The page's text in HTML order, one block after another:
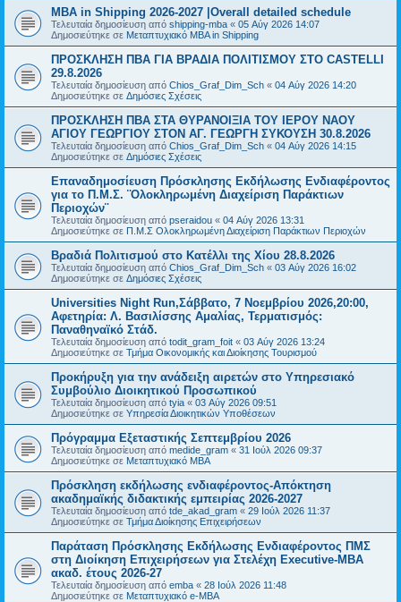
MBA in Shipping 2026-2027 |Overall detailed schedule
Τελευταία δημοσίευση από shipping-mba « 05 Αύγ 2026 14:07
Δημοσιεύτηκε σε Μεταπτυχιακό MBA in Shipping
ΠΡΟΣΚΛΗΣΗ ΠΒΑ ΓΙΑ ΒΡΑΔΙΑ ΠΟΛΙΤΙΣΜΟΥ ΣΤΟ CASTELLI
29.8.2026
Τελευταία δημοσίευση από Chios_Graf_Dim_Sch « 04 Αύγ 2026 14:20
Δημοσιεύτηκε σε Δημόσιες Σχέσεις
ΠΡΟΣΚΛΗΣΗ ΠΒΑ ΣΤΑ ΘΥΡΑΝΟΙΞΙΑ ΤΟΥ ΙΕΡΟΥ ΝΑΟΥ
ΑΓΙΟΥ ΓΕΩΡΓΙΟΥ ΣΤΟΝ ΑΓ. ΓΕΩΡΓΗ ΣΥΚΟΥΣΗ 30.8.2026
Τελευταία δημοσίευση από Chios_Graf_Dim_Sch « 04 Αύγ 2026 14:15
Δημοσιεύτηκε σε Δημόσιες Σχέσεις
Επαναδημοσίευση Πρόσκλησης Εκδήλωσης Ενδιαφέροντος
για το Π.Μ.Σ. ¨Ολοκληρωμένη Διαχείριση Παράκτιων
Περιοχών¨
Τελευταία δημοσίευση από pseraidou « 04 Αύγ 2026 13:31
Δημοσιεύτηκε σε Π.Μ.Σ Ολοκληρωμένη Διαχείριση Παράκτιων Περιοχών
Βραδιά Πολιτισμού στο Κατέλλι της Χίου 28.8.2026
Τελευταία δημοσίευση από Chios_Graf_Dim_Sch « 03 Αύγ 2026 16:02
Δημοσιεύτηκε σε Δημόσιες Σχέσεις
Universities Night Run,Σάββατο, 7 Νοεμβρίου 2026,20:00,
Αφετηρία: Λ. Βασιλίσσης Αμαλίας, Τερματισμός:
Παναθηναϊκό Στάδ.
Τελευταία δημοσίευση από todit_gram_foit « 03 Αύγ 2026 13:24
Δημοσιεύτηκε σε Τμήμα Οικονομικής και Διοίκησης Τουρισμού
Προκήρυξη για την ανάδειξη αιρετών στο Υπηρεσιακό
Συμβούλιο Διοικητικού Προσωπικού
Τελευταία δημοσίευση από tyia « 03 Αύγ 2026 09:51
Δημοσιεύτηκε σε Υπηρεσία Διοικητικών Υποθέσεων
Πρόγραμμα Εξεταστικής Σεπτεμβρίου 2026
Τελευταία δημοσίευση από medide_gram « 31 Ιούλ 2026 09:37
Δημοσιεύτηκε σε Μεταπτυχιακό MBA
Πρόσκληση εκδήλωσης ενδιαφέροντος-Απόκτηση
ακαδημαϊκής διδακτικής εμπειρίας 2026-2027
Τελευταία δημοσίευση από tde_akad_gram « 29 Ιούλ 2026 11:37
Δημοσιεύτηκε σε Τμήμα Διοίκησης Επιχειρήσεων
Παράταση Πρόσκλησης Εκδήλωσης Ενδιαφέροντος ΠΜΣ
στη Διοίκηση Επιχειρήσεων για Στελέχη Executive-MBΑ
ακαδ. έτους 2026-27
Τελευταία δημοσίευση από emba « 28 Ιούλ 2026 11:48
Δημοσιεύτηκε σε Μεταπτυχιακό e-MBA